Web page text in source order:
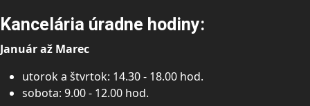
Kancelária úradne hodiny:
Január až Marec
utorok a štvrtok: 14.30 - 18.00 hod.
sobota: 9.00 - 12.00 hod.